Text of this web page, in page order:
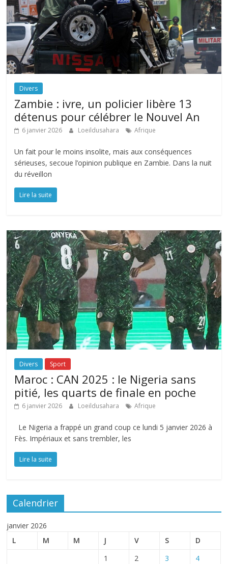
Divers
Zambie : ivre, un policier libère 13
détenus pour célébrer le Nouvel An
6 janvier 2026 Loeildusahara Afrique
Un fait pour le moins insolite, mais aux conséquences
sérieuses, secoue l’opinion publique en Zambie. Dans la nuit
du réveillon
Lire la suite
Divers Sport
Maroc : CAN 2025 : le Nigeria sans
pitié, les quarts de finale en poche
6 janvier 2026 Loeildusahara Afrique
Le Nigeria a frappé un grand coup ce lundi 5 janvier 2026 à
Fès. Impériaux et sans trembler, les
Lire la suite
Calendrier
janvier 2026
L
M M J V S D
1 2 3
4